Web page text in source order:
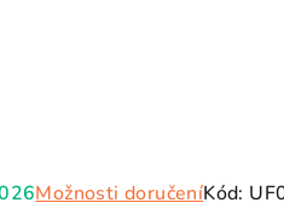
Možnosti doručeníKód: